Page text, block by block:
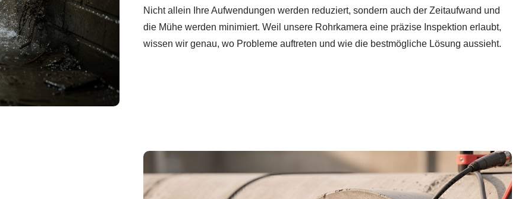
Nicht allein Ihre Aufwendungen werden reduziert, sondern auch der Zeitaufwand und
die Mühe werden minimiert. Weil unsere Rohrkamera eine präzise Inspektion erlaubt,
wissen wir genau, wo Probleme auftreten und wie die bestmögliche Lösung aussieht.